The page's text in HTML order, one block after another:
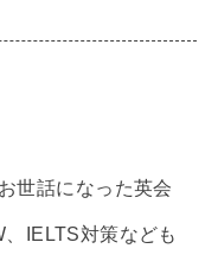
世話になった英会
IELTS対策なども